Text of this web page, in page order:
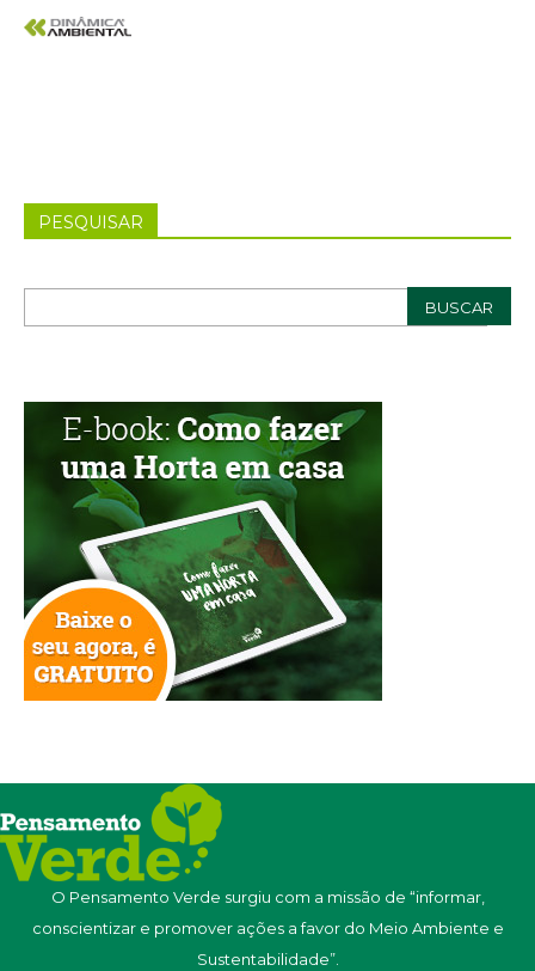
PESQUISAR
O Pensamento Verde surgiu com a missão de “informar,
conscientizar e promover ações a favor do Meio Ambiente e
Sustentabilidade”.